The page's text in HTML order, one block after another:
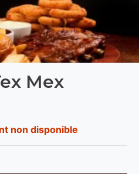
Mex
non disponible